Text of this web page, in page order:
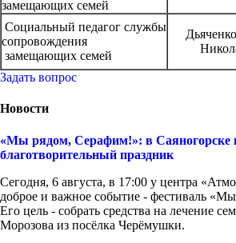
замещающих семей
Социальный педагог службы
сопровождения
замещающих семей
Задать вопрос
Новости
«Мы рядом, Серафим!»: в Саяногорске
благотворительный праздник
Сегодня, 6 августа, в 17:00 у центра
доброе и важное событие - фестиваль
Его цель - собрать средства на лечение
Морозова из посёлка Черёмушки.